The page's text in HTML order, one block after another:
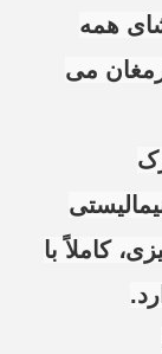
همه
می
کاملاً با